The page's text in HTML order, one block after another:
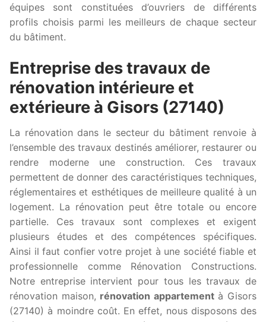
équipes sont constituées d’ouvriers de différents
profils choisis parmi les meilleurs de chaque secteur
du bâtiment.
Entreprise des travaux de
rénovation intérieure et
extérieure à Gisors (27140)
La rénovation dans le secteur du bâtiment renvoie à
l’ensemble des travaux destinés améliorer, restaurer ou
rendre moderne une construction. Ces travaux
permettent de donner des caractéristiques techniques,
réglementaires et esthétiques de meilleure qualité à un
logement. La rénovation peut être totale ou encore
partielle. Ces travaux sont complexes et exigent
plusieurs études et des compétences spécifiques.
Ainsi il faut confier votre projet à une société fiable et
professionnelle comme Rénovation Constructions.
Notre entreprise intervient pour tous les travaux de
rénovation maison, rénovation appartementà Gisors
(27140) à moindre coût. En effet, nous disposons des